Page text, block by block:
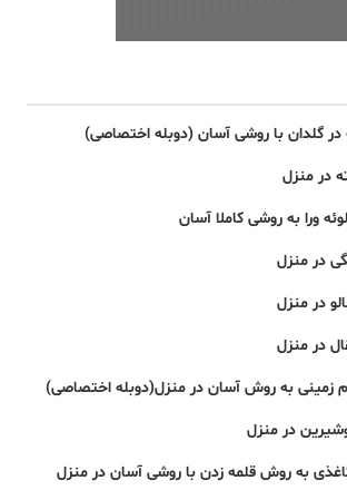
گلدان با روشی آسان (دوبله اختصاصی)
در منزل
ورا به روشی کاملا آسان
در منزل
در منزل
در منزل
زمینی به روش آسان در منزل(دوبله اختصاصی)
در منزل
به روش قلمه زدن با روشی آسان در منزل